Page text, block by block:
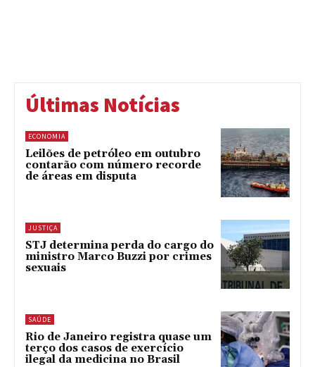
Últimas Notícias
ECONOMIA
Leilões de petróleo em outubro
contarão com número recorde
de áreas em disputa
JUSTIÇA
STJ determina perda do cargo do
ministro Marco Buzzi por crimes
sexuais
SAÚDE
Rio de Janeiro registra quase um
terço dos casos de exercício
ilegal da medicina no Brasil